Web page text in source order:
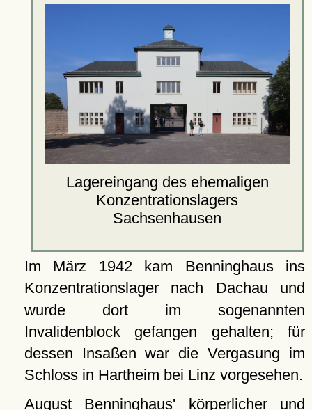
Lagereingang des ehemaligen
Konzentrationslagers
Sachsenhausen
Im März 1942 kam Benninghaus ins
Konzentrationslagernach Dachau und
wurde dort im sogenannten
Invalidenblock gefangen gehalten; für
dessen Insaßen war die Vergasung im
Schlossin Hartheim bei Linz vorgesehen.
August Benninghaus' körperlicher und